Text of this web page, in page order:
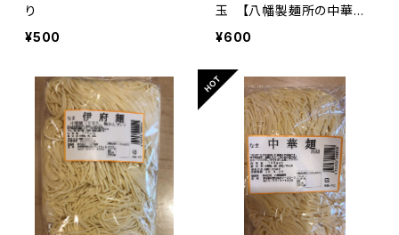
り
¥500
玉 【八幡製麺所の中華麺
が初登場】【こちらの商品は
がかかります】
¥600